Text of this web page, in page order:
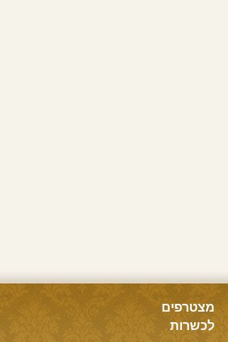
מצטרפים
לכשרות